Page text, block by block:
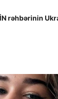
rəhbərinin